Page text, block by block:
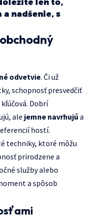
len to,
nadšenie, s
odvetvie. Či už
schopnosť presvedčiť
Dobrí
ale jemne navrhujú a
hostí.
techniky, ktoré môžu
prirodzene a
služby alebo
a spôsob